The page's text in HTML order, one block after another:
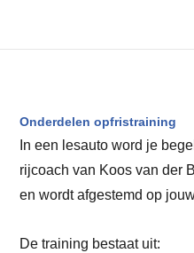
Onderdelen opfristraining
In een lesauto word je
rijcoach van Koos van der
en wordt afgestemd op
De training bestaat uit: